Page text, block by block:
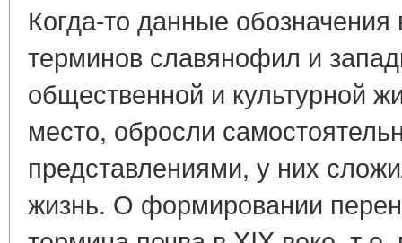
Когда-то данные
терминов славянофил и
общественной и культурной
место, обросли
представлениями, у них
жизнь. О формировании